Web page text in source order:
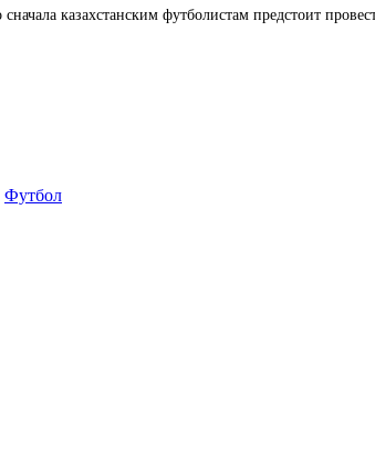
казахстанским футболистам предстоит
Футбол